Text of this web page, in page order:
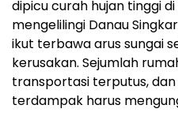
dipicu curah hujan tinggi
mengelilingi Danau
ikut terbawa arus sungai
kerusakan. Sejumlah
transportasi terputus,
terdampak harus